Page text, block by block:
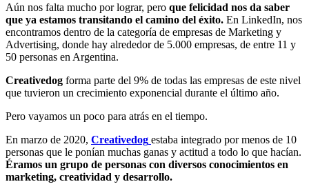
Aún nos falta mucho por lograr, pero que felicidad nos da saber
que ya estamos transitando el camino del éxito. En LinkedIn, nos
encontramos dentro de la categoría de empresas de Marketing y
Advertising, donde hay alrededor de 5.000 empresas, de entre 11 y
50 personas en Argentina.
Creativedog forma parte del 9% de todas las empresas de este nivel
que tuvieron un crecimiento exponencial durante el último año.
Pero vayamos un poco para atrás en el tiempo.
En marzo de 2020, Creativedog estaba integrado por menos de 10
personas que le ponían muchas ganas y actitud a todo lo que hacían.
Éramos un grupo de personas con diversos conocimientos en
marketing, creatividad y desarrollo.